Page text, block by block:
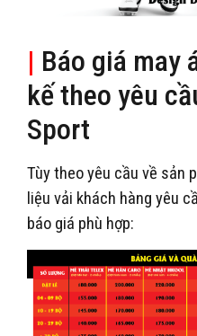
| Báo giá may
kế theo yêu
Sport
Tùy theo yêu cầu về sản
liệu vải khách hàng yêu
báo giá phù hợp: